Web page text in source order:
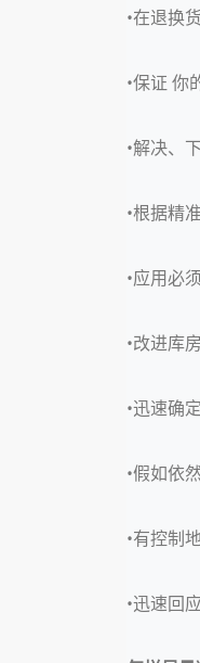
•在退换
•保证 你
•解决、
•根据精
•应用必
•改进库
•迅速确定
•假如依
•有控制
•迅速回